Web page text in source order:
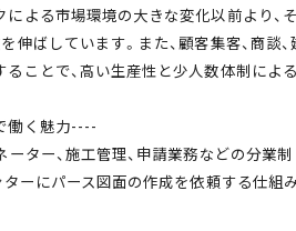
による市場環境の大きな変化以前より
伸ばしています。また、顧客集客、商
ことで、高い生産性と少人数体制によ
く魅力----
ーター、施工管理、申請業務などの分業制
ーにパース図面の作成を依頼する仕組